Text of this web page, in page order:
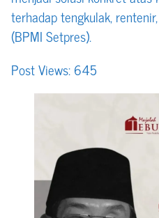
terhadap tengkulak,
(BPMI Setpres).
Post Views:645